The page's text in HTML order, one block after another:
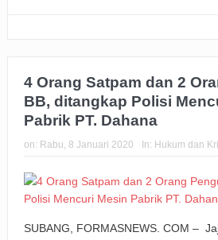
4 Orang Satpam dan 2
BB, ditangkap Polisi
Pabrik PT. Dahana
on: Rabu, 8 Januari 2020 In: Hukum dan
SUBANG, FORMASNEWS. COM –